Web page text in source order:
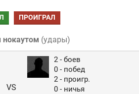
ПРОИГРАЛ
нокаутом (удары)
VS
2 - боев
0 - побед
2 - проигр.
0 - ничья